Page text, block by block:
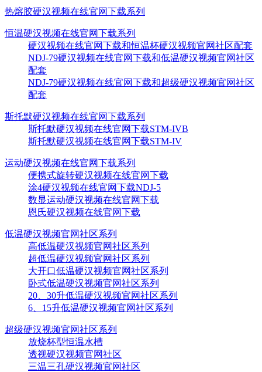
热熔胶硬汉视频在线官网下载系列
恒温硬汉视频在线官网下载系列
硬汉视频在线官网下载和恒温杯硬汉视频官网社区配套
NDJ-79硬汉视频在线官网下载和低温硬汉视频官网社区
配套
NDJ-79硬汉视频在线官网下载和超级硬汉视频官网社区
配套
斯托默硬汉视频在线官网下载系列
斯托默硬汉视频在线官网下载STM-IVB
斯托默硬汉视频在线官网下载STM-IV
运动硬汉视频在线官网下载系列
便携式旋转硬汉视频在线官网下载
涂4硬汉视频在线官网下载NDJ-5
数显运动硬汉视频在线官网下载
恩氏硬汉视频在线官网下载
低温硬汉视频官网社区系列
高低温硬汉视频官网社区系列
超低温硬汉视频官网社区系列
大开口低温硬汉视频官网社区系列
卧式低温硬汉视频官网社区系列
20、30升低温硬汉视频官网社区系列
6、15升低温硬汉视频官网社区系列
超级硬汉视频官网社区系列
放烧杯型恒温水槽
透视硬汉视频官网社区
三温三孔硬汉视频官网社区